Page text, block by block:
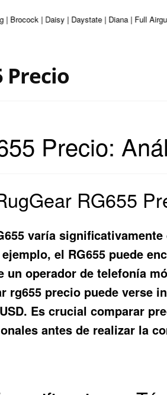
| Daisy | Daystate | Diana | Full
Precio
Precio:
RG655
varía
el RG655 puede
un operador de telefonía
rg655 precio puede verse
Es crucial comparar
antes de realizar la